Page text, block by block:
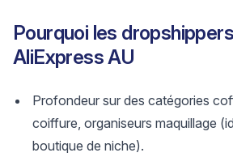
Pourquoi les
AliExpress AU
Profondeur sur des catégories
coiffure, organiseurs maquillage
boutique de niche).